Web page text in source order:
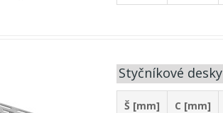
Styčníkové desky
Š [mm] C [mm]